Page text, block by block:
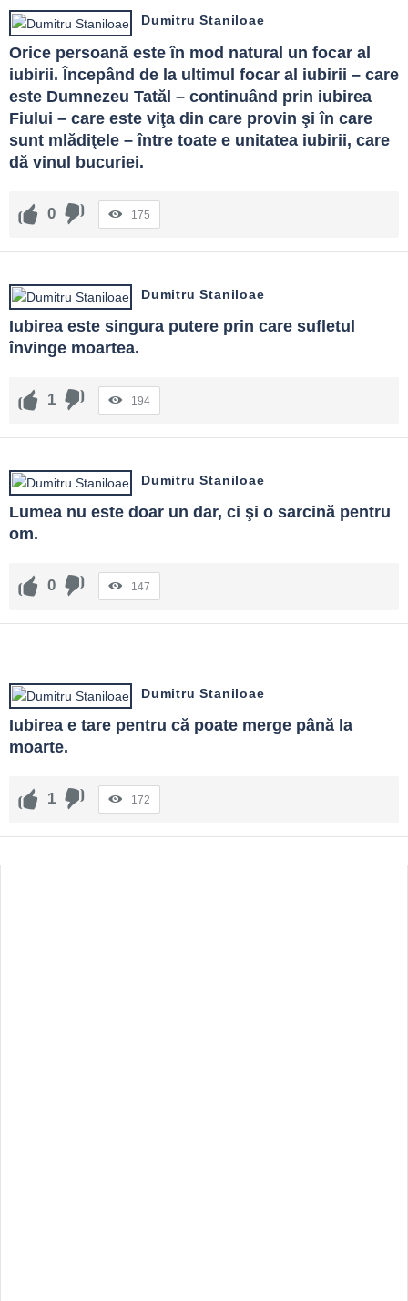
Dumitru Staniloae
Orice persoană este în mod natural un focar al
iubirii. Începând de la ultimul focar al iubirii – care
este Dumnezeu Tatăl – continuând prin iubirea
Fiului – care este viţa din care provin şi în care
sunt mlădiţele – între toate e unitatea iubirii, care
dă vinul bucuriei.
0 175
Dumitru Staniloae
Iubirea este singura putere prin care sufletul
învinge moartea.
1 194
Dumitru Staniloae
Lumea nu este doar un dar, ci şi o sarcină pentru
om.
0 147
Dumitru Staniloae
Iubirea e tare pentru că poate merge până la
moarte.
1 172